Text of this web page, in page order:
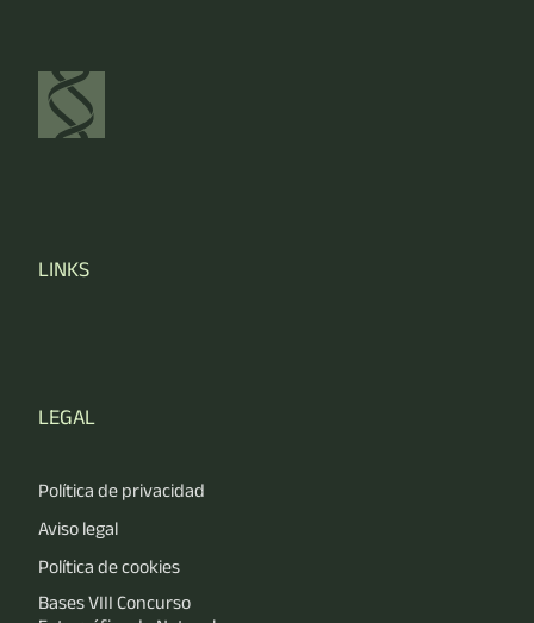
LINKS
LEGAL
Política de privacidad
Aviso legal
Política de cookies
Bases VIII Concurso